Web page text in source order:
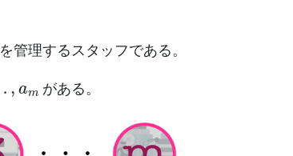
を管理するスタッフである。
がある。